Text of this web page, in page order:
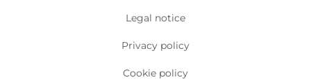
Tertiary navigationLegal notice
Privacy policy
Cookie policy